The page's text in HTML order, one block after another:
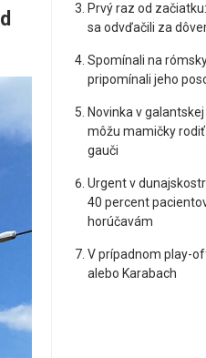
Prvý raz od
sa odvďačili za
Spomínali na
pripomínali jeho
Novinka v
môžu mamičky
gauči
Urgent v
40 percent
horúčavám
V prípadnom play-
alebo Karabach